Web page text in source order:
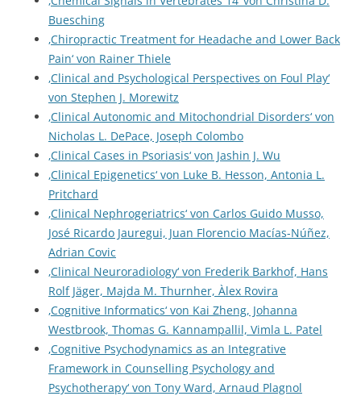
Buesching
‚Chiropractic Treatment for Headache and Lower Back
Pain‘ von Rainer Thiele
‚Clinical and Psychological Perspectives on Foul Play‘
von Stephen J. Morewitz
‚Clinical Autonomic and Mitochondrial Disorders‘ von
Nicholas L. DePace, Joseph Colombo
‚Clinical Cases in Psoriasis‘ von Jashin J. Wu
‚Clinical Epigenetics‘ von Luke B. Hesson, Antonia L.
Pritchard
‚Clinical Nephrogeriatrics‘ von Carlos Guido Musso,
José Ricardo Jauregui, Juan Florencio Macías-Núñez,
Adrian Covic
‚Clinical Neuroradiology‘ von Frederik Barkhof, Hans
Rolf Jäger, Majda M. Thurnher, Àlex Rovira
‚Cognitive Informatics‘ von Kai Zheng, Johanna
Westbrook, Thomas G. Kannampallil, Vimla L. Patel
‚Cognitive Psychodynamics as an Integrative
Framework in Counselling Psychology and
Psychotherapy‘ von Tony Ward, Arnaud Plagnol